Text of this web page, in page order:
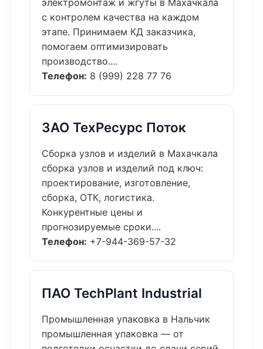
электромонтаж и жгуты в Махачкала
с контролем качества на каждом
этапе. Принимаем КД заказчика,
помогаем оптимизировать
производство....
Телефон: 8 (999) 228 77 76
ЗАО ТехРесурс Поток
Сборка узлов и изделий в Махачкала
сборка узлов и изделий под ключ:
проектирование, изготовление,
сборка, ОТК, логистика.
Конкурентные цены и
прогнозируемые сроки....
Телефон: +7-944-369-57-32
ПАО TechPlant Industrial
Промышленная упаковка в Нальчик
промышленная упаковка — от